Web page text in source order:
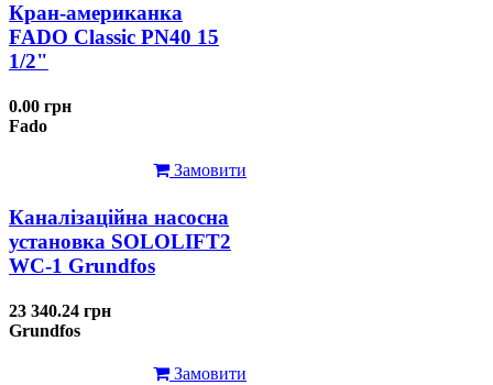
Кран-американка
FADO Classic PN40 15
1/2"
0.00 грн
Fado
Замовити
Каналізаційна насосна
установка SOLOLIFT2
WC-1 Grundfos
23 340.24 грн
Grundfos
Замовити